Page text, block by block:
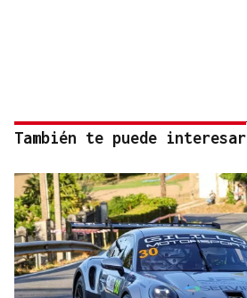
También te puede interesar